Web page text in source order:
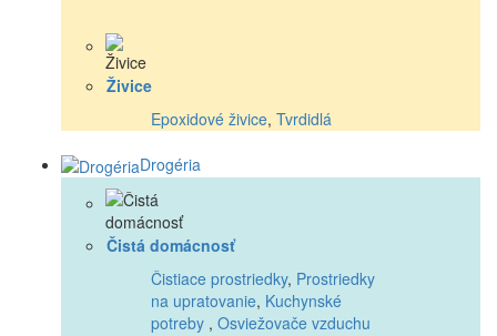
Živice
Epoxidové živice, Tvrdidlá
Drogéria
Čistá domácnosť
Čistiace prostriedky, Prostriedky
na upratovanie, Kuchynské
potreby , Osviežovače vzduchu